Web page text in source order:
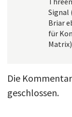
Signal
Briar
für
Die
geschlossen.